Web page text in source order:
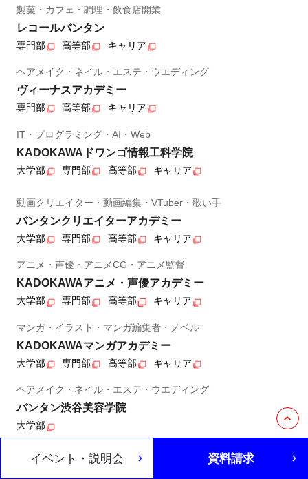
製菓・カフェ・調理・飲食店開業
レコールバンタン
専門部 高等部 キャリア
ヘアメイク・ネイル・エステ・ウエディング
ヴィーナスアカデミー
専門部 高等部 キャリア
IT・プログラミング・AI・Web
KADOKAWAドワンゴ情報工科学院
大学部 専門部 高等部 キャリア
動画クリエイター・動画編集・VTuber・歌い手
バンタンクリエイターアカデミー
大学部 専門部 高等部 キャリア
アニメ・声優・アニメCG・アニメ監督
KADOKAWAアニメ・声優アカデミー
大学部 専門部 高等部 キャリア
マンガ・イラスト・マンガ編集者・ノベル
KADOKAWAマンガアカデミー
大学部 専門部 高等部 キャリア
ヘアメイク・ネイル・エステ・ウエディング
バンタン渋谷美容学院
大学部
アート・デザイン・映像・映画
バンタン芸術学院
イベント・説明会 資料請求